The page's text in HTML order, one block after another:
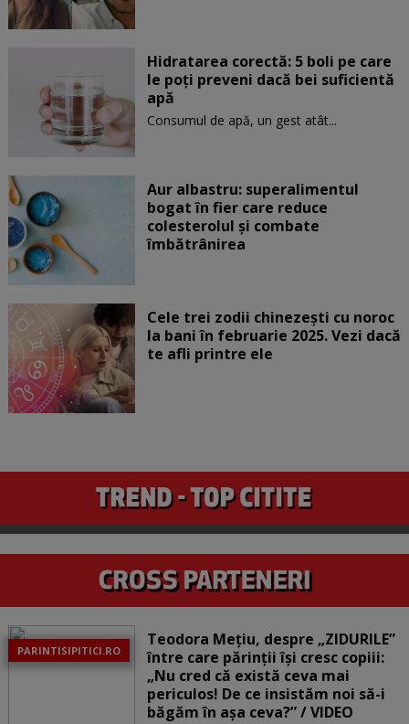
Hidratarea corectă: 5 boli pe care
le poți preveni dacă bei suficientă
apă
Consumul de apă, un gest atât...
Aur albastru: superalimentul
bogat în fier care reduce
colesterolul și combate
îmbătrânirea
Cele trei zodii chinezești cu noroc
la bani în februarie 2025. Vezi dacă
te afli printre ele
PARINTISIPITICI.RO
Teodora Mețiu, despre „ZIDURILE”
între care părinții își cresc copiii:
„Nu cred că există ceva mai
periculos! De ce insistăm noi să-i
băgăm în așa ceva?” / VIDEO